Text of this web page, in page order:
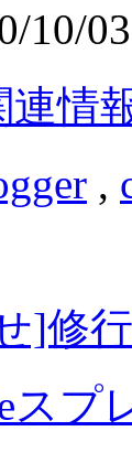
10/
連情
,
]修
スプ